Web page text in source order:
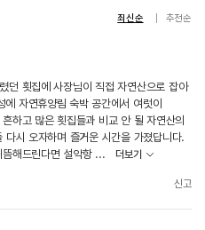
최신순 추천순
던 횟집에 사장님이 직접 자연산으로 잡아
자연휴양림 숙박 공간에서 여럿이
하고 많은 횟집들과 비교 안 될 자연산의
시 오자하며 즐거운 시간을 가졌답니다.
해드린다면 설악항 ...
더보기
신고